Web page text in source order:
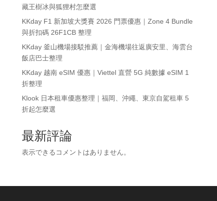
藏王樹冰與狐狸村怎麼選
KKday F1 新加坡大獎賽 2026 門票優惠｜Zone 4 Bundle
與折扣碼 26F1CB 整理
KKday 釜山機場接駁推薦｜金海機場往返廣安里、海雲台
飯店巴士整理
KKday 越南 eSIM 優惠｜Viettel 直營 5G 純數據 eSIM 1
折整理
Klook 日本租車優惠整理｜福岡、沖繩、東京自駕租車 5
折起怎麼選
最新評論
表示できるコメントはありません。